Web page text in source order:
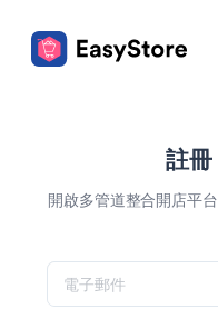
註
開啟多管道整合開店平